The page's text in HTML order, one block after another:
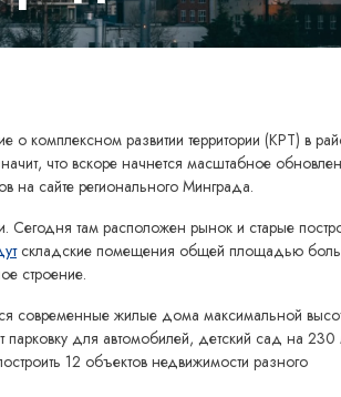
о комплексном развитии территории (КРТ) в
что вскоре начнется масштабное
на сайте регионального Минграда.
Сегодня там расположен рынок и старые
складские помещения общей площадью
строение.
современные жилые дома максимальной
парковку для автомобилей, детский сад на 230
12 объектов недвижимости разного